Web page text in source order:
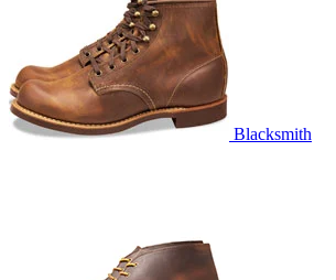
Blacksmith